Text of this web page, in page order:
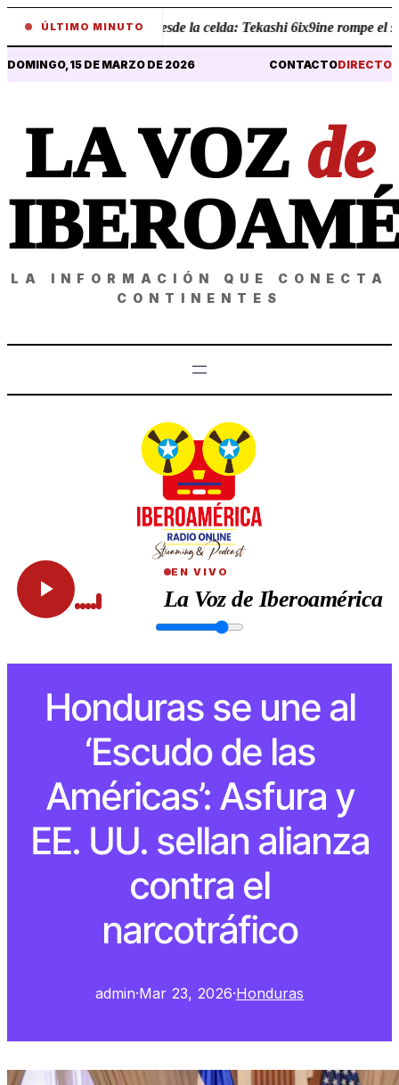
ÚLTIMO MINUTO
• Revelaciones desde la celda: Tekashi 6ix9ine rompe el
DOMINGO, 15 DE MARZO DE 2026 CONTACTODIRECTO
LA VOZ de
LA INFORMACIÓN QUE CONECTA
CONTINENTES
EN VIVO
La Voz de Iberoamérica
Honduras se une al
‘Escudo de las
Américas’: Asfura y
EE. UU. sellan alianza
contra el
narcotráfico
admin·Mar 23, 2026·Honduras